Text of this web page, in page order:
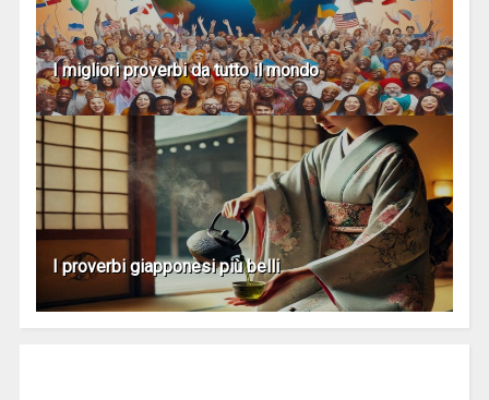
I migliori proverbi da tutto il mondo
I proverbi giapponesi più belli